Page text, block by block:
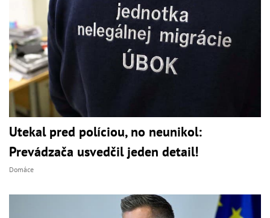
Utekal pred políciou, no neunikol:
Prevádzača usvedčil jeden detail!
Domáce